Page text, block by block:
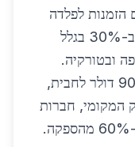
הזמנות לפלדה
בליסטית. יבוא מפלדה רוסית ירד ב-30% בגלל
ובטורקיה.
מחירי אנרגיה גבוהים, עם נפט ב-90 דולר לחבית,
ייצור ב-10%. בשוק המקומי, חברות
כמו אביאן וקבוץ פלדה שולטות ב-60% מהספקה.